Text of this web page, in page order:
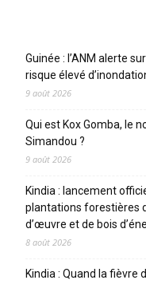
Guinée : l’ANM alerte
risque élevé
9 août 2026
Qui est Kox Gomba, le
Simandou ?
9 août 2026
Kindia : lancement
plantations forestières
d’œuvre et de bois
8 août 2026
Kindia : Quand la fièvre